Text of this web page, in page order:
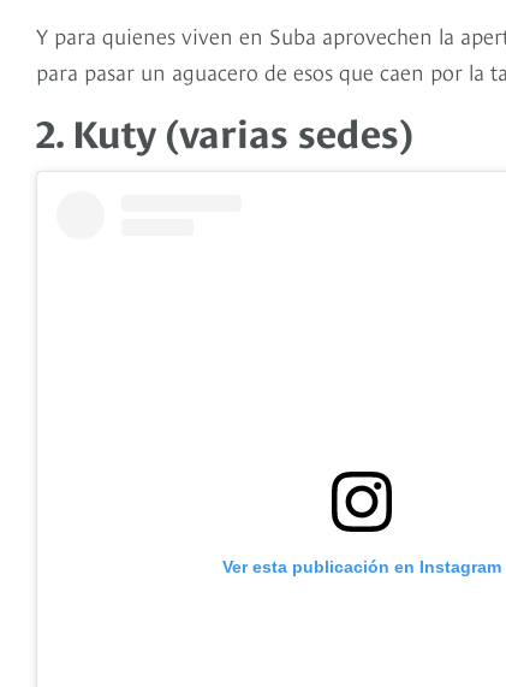
Y para quienes viven en Suba aprovechen la
para pasar un aguacero de esos que caen por la
2. Kuty (varias sedes)
Ver esta publicación en Instagram